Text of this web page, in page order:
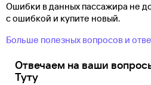
Ошибки в данных пассажира не
с ошибкой и купите новый.
Больше полезных вопросов и
Отвечаем на ваши
Туту